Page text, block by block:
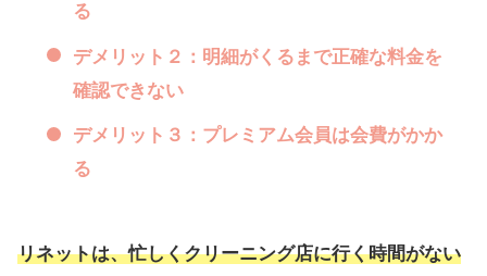
る
デメリット２：明細がくるまで正確な料金を
確認できない
デメリット３：プレミアム会員は会費がかか
る
リネットは、忙しくクリーニング店に行く時間がない